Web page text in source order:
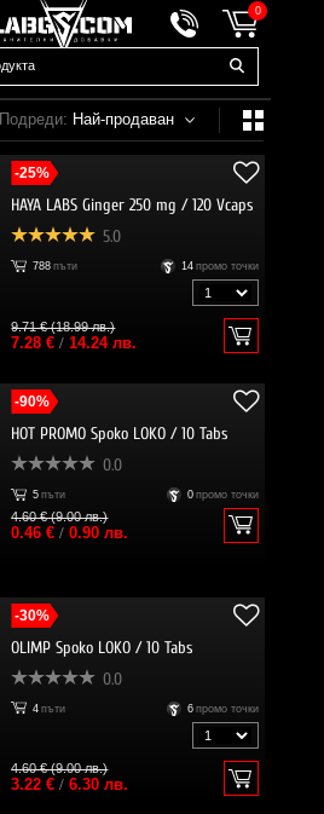
0
Подреди: Най-продаван
-25%
HAYA LABS Ginger 250 mg / 120 Vcaps
5.0
788 пъти 14 промо точки
9.71 € (18.99 лв.)
7.28 €/ 14.24 лв.
-90%
HOT PROMO Spoko LOKO / 10 Tabs
0.0
5 пъти 0 промо точки
4.60 € (9.00 лв.)
0.46 €/ 0.90 лв.
-30%
OLIMP Spoko LOKO / 10 Tabs
0.0
4 пъти 6 промо точки
4.60 € (9.00 лв.)
3.22 €/ 6.30 лв.